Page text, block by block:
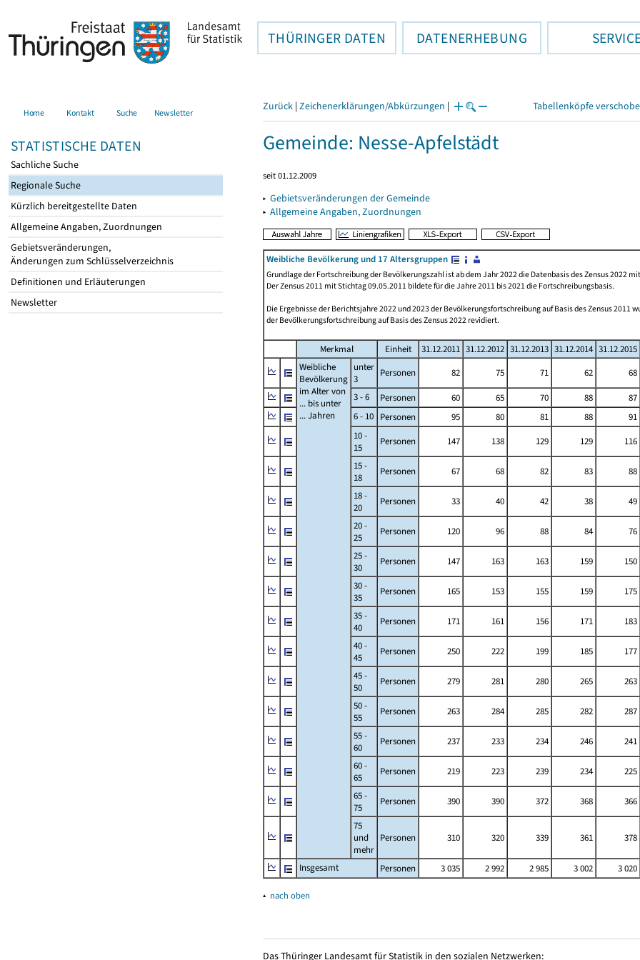
THÜRINGER DATEN DATENERHEBUNG
Home Kontakt Suche Newsletter
STATISTISCHE DATEN
Sachliche Suche
Regionale Suche
Kürzlich bereitgestellte Daten
Allgemeine Angaben, Zuordnungen
Gebietsveränderungen,
Änderungen zum Schlüsselverzeichnis
Definitionen und Erläuterungen
Newsletter
Zurück | Zeichenerklärungen/Abkürzungen | Tabellenköpfe
Gemeinde: Nesse-Apfelstädt
seit 01.12.2009
▸ Gebietsveränderungen der Gemeinde
▸ Allgemeine Angaben, Zuordnungen
Weibliche Bevölkerung und 17 Altersgruppen
Grundlage der Fortschreibung der Bevölkerungszahl ist ab dem Jahr 2022 die Datenbasis des Zensus 2022
Der Zensus 2011 mit Stichtag 09.05.2011 bildete für die Jahre 2011 bis 2021 die Fortschreibungsbasis.
Die Ergebnisse der Berichtsjahre 2022 und 2023 der Bevölkerungsfortschreibung auf Basis des Zensus 2011
der Bevölkerungsfortschreibung auf Basis des Zensus 2022 revidiert.
Merkmal Einheit 31.12.2011 31.12.2012 31.12.2013 31.12.2014 31.12.2015
Weibliche
Bevölkerung
im Alter von
... bis unter
... Jahren
unter
3
Personen 82 75 71 62 68
3 - 6
Personen 60 65 70 88 87
6 - 10 Personen 95 80 81 88 91
10 -
15
Personen 147 138 129 129 116
15 -
18
Personen 67 68 82 83 88
18 -
20
Personen 33 40 42 38 49
20 -
25
Personen 120 96 88 84 76
25 -
30
Personen 147 163 163 159 150
30 -
35
Personen 165 153 155 159 175
35 -
40
Personen 171 161 156 171 183
40 -
45
Personen 250 222 199 185 177
45 -
50
Personen 279 281 280 265 263
50 -
55
Personen 263 284 285 282 287
55 -
60
Personen 237 233 234 246 241
60 -
65
Personen 219 223 239 234 225
65 -
75
Personen 390 390 372 368 366
75
und
mehr
Personen 310 320 339 361 378
Insgesamt Personen 3 035 2 992 2 985 3 002 3 020
▴ nach oben
Das Thüringer Landesamt für Statistik in den sozialen Netzwerken: